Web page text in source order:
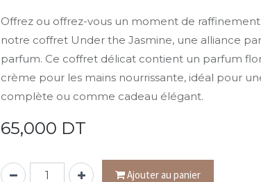
Offrez ou offrez-vous un moment de
notre coffret Under the Jasmine, une alliance
parfum. Ce coffret délicat contient un parfum
crème pour les mains nourrissante, idéal pour
complète ou comme cadeau élégant.
65,000 DT
Ajouter au panier